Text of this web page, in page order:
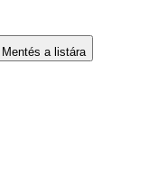
Mentés a listára